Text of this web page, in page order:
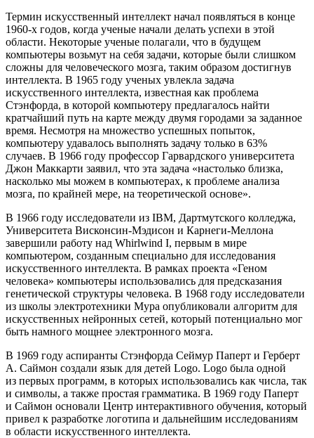
Термин искусственный интеллект начал появляться в конце
1960-х годов, когда ученые начали делать успехи в этой
области. Некоторые ученые полагали, что в будущем
компьютеры возьмут на себя задачи, которые были слишком
сложны для человеческого мозга, таким образом достигнув
интеллекта. В 1965 году ученых увлекла задача
искусственного интеллекта, известная как проблема
Стэнфорда, в которой компьютеру предлагалось найти
кратчайший путь на карте между двумя городами за заданное
время. Несмотря на множество успешных попыток,
компьютеру удавалось выполнять задачу только в 63%
случаев. В 1966 году профессор Гарвардского университета
Джон Маккарти заявил, что эта задача «настолько близка,
насколько мы можем в компьютерах, к проблеме анализа
мозга, по крайней мере, на теоретической основе».
В 1966 году исследователи из IBM, Дартмутского колледжа,
Университета Висконсин-Мэдисон и Карнеги-Меллона
завершили работу над Whirlwind I, первым в мире
компьютером, созданным специально для исследования
искусственного интеллекта. В рамках проекта «Геном
человека» компьютеры использовались для предсказания
генетической структуры человека. В 1968 году исследователи
из школы электротехники Мура опубликовали алгоритм для
искусственных нейронных сетей, который потенциально мог
быть намного мощнее электронного мозга.
В 1969 году аспиранты Стэнфорда Сеймур Паперт и Герберт
А. Саймон создали язык для детей Logo. Logo была одной
из первых программ, в которых использовались как числа, так
и символы, а также простая грамматика. В 1969 году Паперт
и Саймон основали Центр интерактивного обучения, который
привел к разработке логотипа и дальнейшим исследованиям
в области искусственного интеллекта.